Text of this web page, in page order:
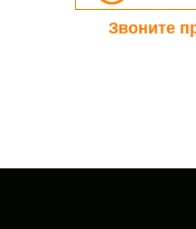
Звоните